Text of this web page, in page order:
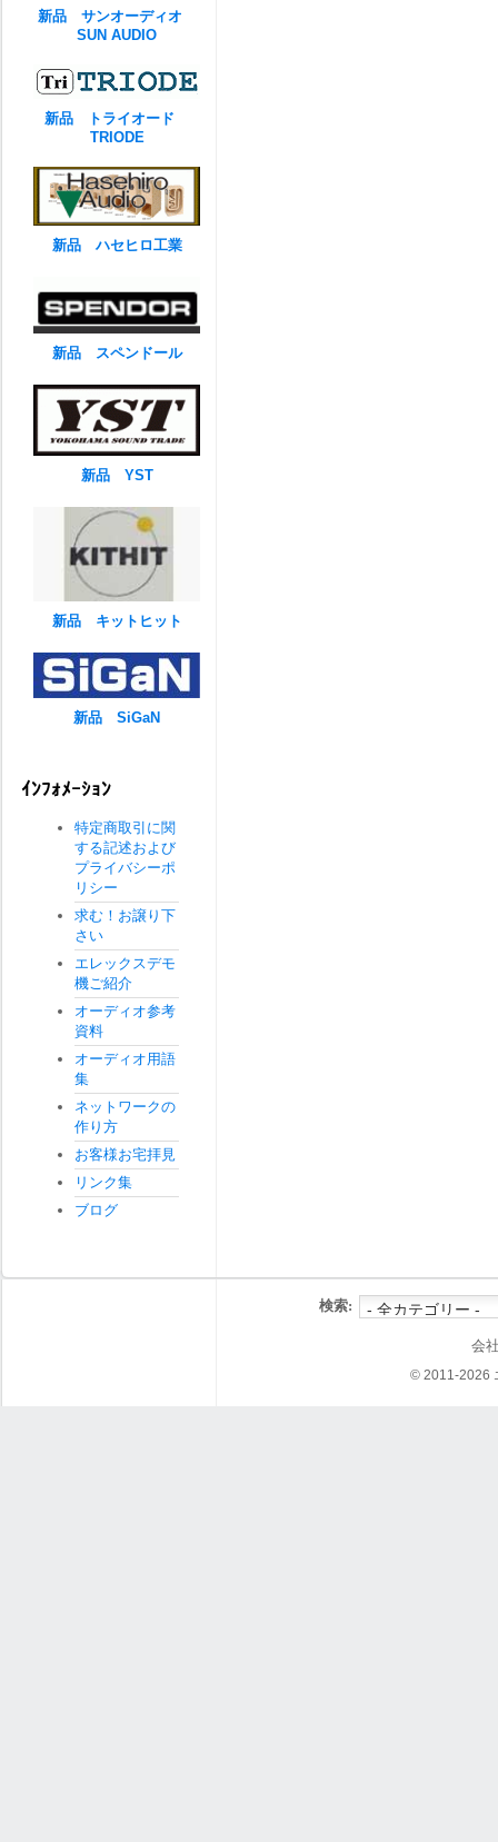
新品 サンオーディオ
SUN AUDIO
新品 トライオード
TRIODE
新品 ハセヒロ工業
新品 スペンドール
新品 YST
新品 キットヒット
新品 SiGaN
ｲﾝﾌｫﾒｰｼｮﾝ
特定商取引に関
する記述および
プライバシーポ
リシー
求む！お譲り下
さい
エレックスデモ
機ご紹介
オーディオ参考
資料
オーディオ用語
集
ネットワークの
作り方
お客様お宅拝見
リンク集
ブログ
検索:
会
© 2011-2026